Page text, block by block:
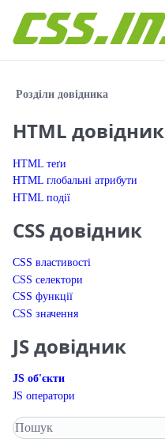
Розділи довідника
HTML довідник
HTML теґи
HTML глобальні атрибути
HTML події
CSS довідник
CSS властивості
CSS селектори
CSS функції
CSS значення
JS довідник
JS об'єкти
JS оператори
Пошук у довіднику